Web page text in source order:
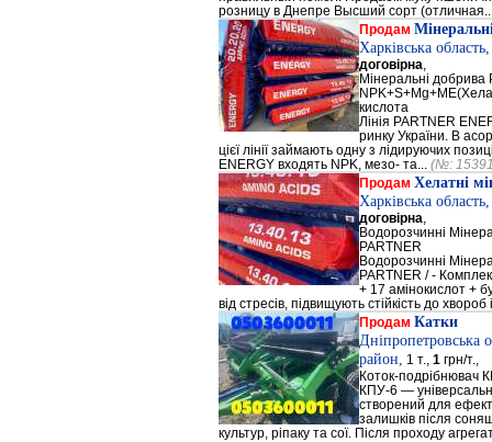
розницу в Днепре Высший сорт
Продам
Харківська
договірна
Мінеральні добрива
кислота
Лінія PARTNER
ринку України. В
цієї лінії займають одну з лідируючих
ENERGY входять NPK, мезо- та... (№:
Продам Хелатні
Харківська
договірна
Водорозчинні
PARTNER
Водорозчинні
PARTNER / -
+ 17 амінокислот +
від стресів, підвищують стійкість до хвороб
Продам Катки
Дніпропетровська
район, 1 т., 1 грн/т.,
Коток-подрібнювач
КПУ-6 —
створений для
залишків після
культур, ріпаку та сої. Після проходу